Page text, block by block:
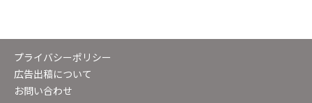
プライバシーポリシー
広告出稿について
お問い合わせ